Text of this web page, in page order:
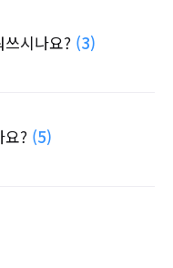
시나요? (3)
? (5)